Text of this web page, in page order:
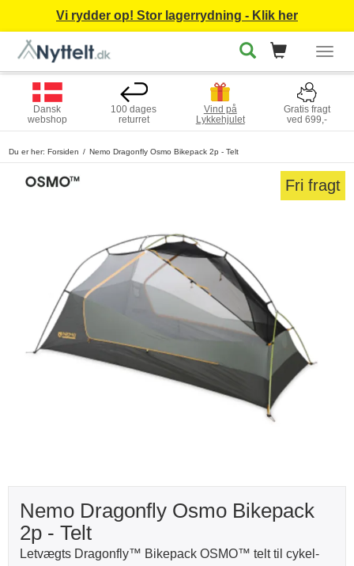
Vi rydder op! Stor lagerrydning - Klik her
Dansk
webshop
100 dages
returret
Vind på
Lykkehjulet
Gratis fragt
ved 699,-
Du er her: Forsiden Nemo Dragonfly Osmo Bikepack 2p - Telt
Fri fragt
Nemo Dragonfly Osmo Bikepack
2p - Telt
Letvægts Dragonfly™ Bikepack OSMO™ telt til cykel-